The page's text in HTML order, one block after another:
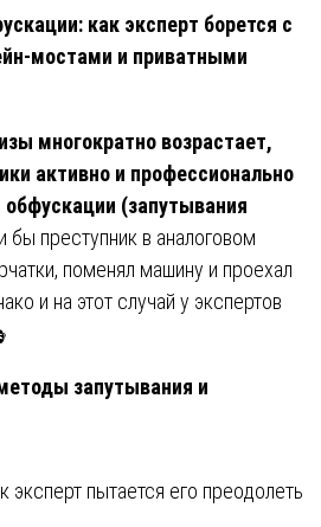
как эксперт борется с
мостами и приватными
многократно возрастает,
активно и профессионально
(запутывания
бы преступник в аналоговом
поменял машину и проехал
и на этот случай у экспертов
запутывания и
эксперт пытается его преодолеть